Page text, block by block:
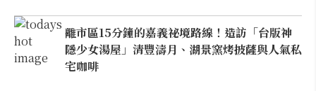
離市區15分鐘的嘉義祕境路線！造訪「台版神
隱少女湯屋」清豐濤月、湖景窯烤披薩與人氣私
宅咖啡